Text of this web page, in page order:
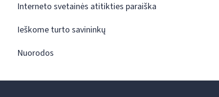
Interneto svetainės atitikties paraiška
Ieškome turto savininkų
Nuorodos